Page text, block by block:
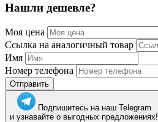
Нашли дешевле?
Моя цена
Ссылка на аналогичный товар
Имя
Номер телефона
Отправить
Подпишитесь на наш Telegram
и узнавайте о выгодных предложениях!